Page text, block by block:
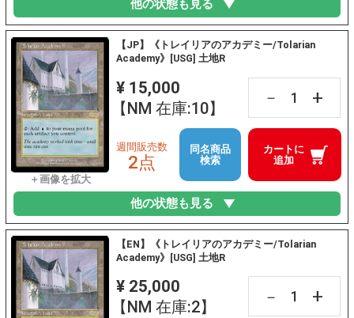
他の状態も見る
【JP】《トレイリアのアカデミー/Tolarian
Academy》[USG] 土地R
¥ 15,000
【NM 在庫:10】
－ +
カートに
追加
週間販売数
2点
同名商品
検索
他の状態も見る
【EN】《トレイリアのアカデミー/Tolarian
Academy》[USG] 土地R
¥ 25,000
【NM 在庫:2】
－ +